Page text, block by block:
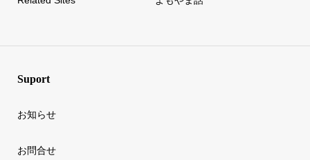
Suport
お知らせ
お問合せ